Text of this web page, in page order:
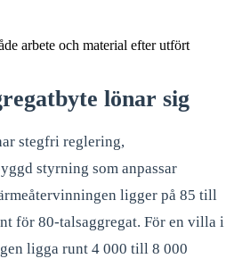
arbete och material efter utfört
lönar sig
stegfri reglering,
styrning som anpassar
ligger på 85 till
för 80-talsaggregat. För en villa i
ligga runt 4 000 till 8 000